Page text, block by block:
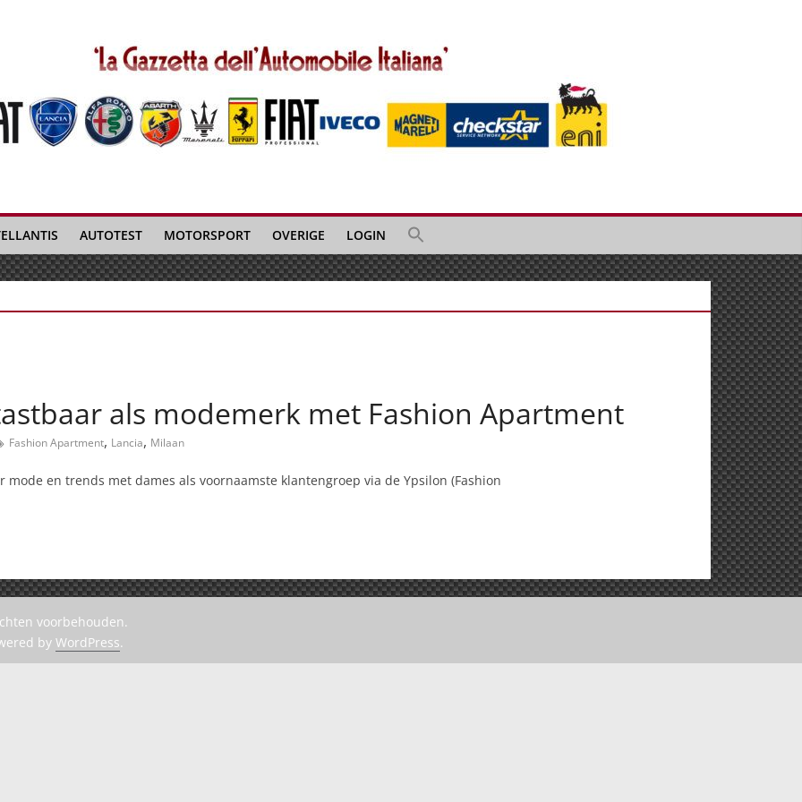
AUTOTEST MOTORSPORT OVERIGE LOGIN
als modemerk met Fashion Apartment
Fashion Apartment, Lancia, Milaan
mode en trends met dames als voornaamste klantengroep via de Ypsilon (Fashion
voorbehouden.
by WordPress.